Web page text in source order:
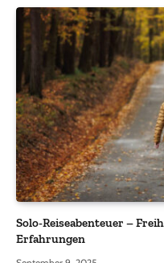
Solo-Reiseabenteuer –
Erfahrungen